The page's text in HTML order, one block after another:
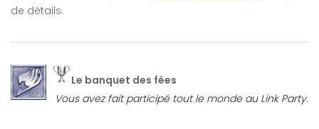
de détails.
Le banquet des fées
Vous avez fait participé tout le monde au Link Party.